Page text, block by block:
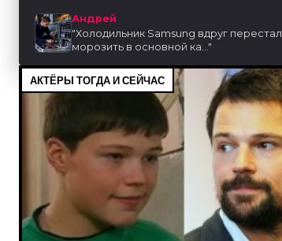
Андрей
"Холодильник Samsung вдруг перестал
морозить в основной ка..."
АКТЁРЫ ТОГДА И СЕЙЧАС